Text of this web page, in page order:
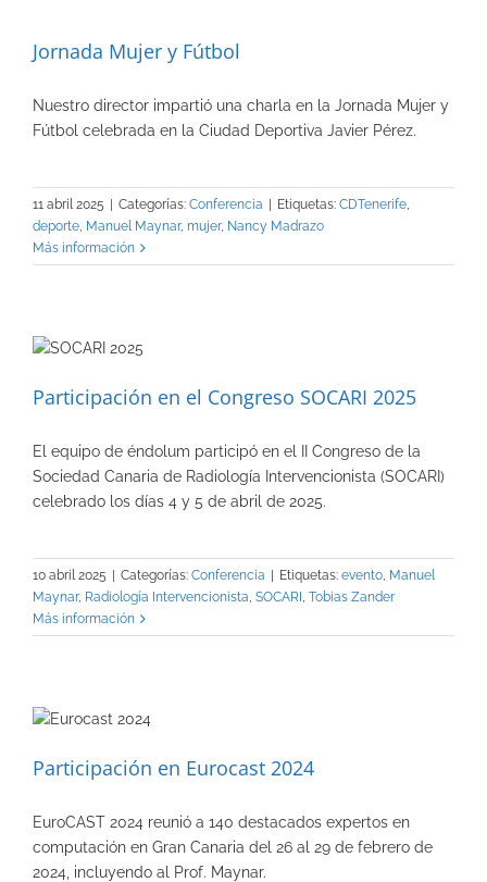
Jornada Mujer y Fútbol
Nuestro director impartió una charla en la Jornada Mujer y
Fútbol celebrada en la Ciudad Deportiva Javier Pérez.
11 abril 2025 | Categorías: Conferencia | Etiquetas: CDTenerife
deporte Manuel Maynar, mujer, Nancy Madrazo
Más información
Participación en el Congreso SOCARI 2025
El equipo de éndolum participó en el II Congreso de la
Sociedad Canaria de Radiología Intervencionista (SOCARI)
celebrado los días 4 y 5 de abril de 2025.
10 abril 2025 | Categorías: Conferencia | Etiquetas: evento Manuel
Maynar, Radiología Intervencionista SOCARI Tobias Zander
Más información
Participación en Eurocast 2024
EuroCAST 2024 reunió a 140 destacados expertos en
computación en Gran Canaria del 26 al 29 de febrero de
2024, incluyendo al Prof. Maynar.